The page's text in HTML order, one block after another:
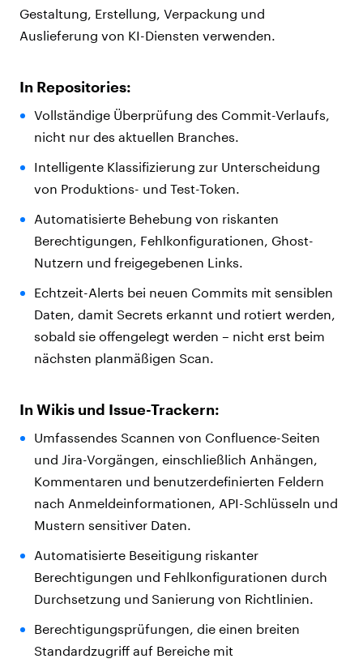
Gestaltung, Erstellung, Verpackung und
Auslieferung von KI-Diensten verwenden.
In Repositories:
Vollständige Überprüfung des Commit-Verlaufs,
nicht nur des aktuellen Branches.
Intelligente Klassifizierung zur Unterscheidung
von Produktions- und Test-Token.
Automatisierte Behebung von riskanten
Berechtigungen, Fehlkonfigurationen, Ghost-
Nutzern und freigegebenen Links.
Echtzeit-Alerts bei neuen Commits mit sensiblen
Daten, damit Secrets erkannt und rotiert werden,
sobald sie offengelegt werden – nicht erst beim
nächsten planmäßigen Scan.
In Wikis und Issue-Trackern:
Umfassendes Scannen von Confluence-Seiten
und Jira-Vorgängen, einschließlich Anhängen,
Kommentaren und benutzerdefinierten Feldern
nach Anmeldeinformationen, API-Schlüsseln und
Mustern sensitiver Daten.
Automatisierte Beseitigung riskanter
Berechtigungen und Fehlkonfigurationen durch
Durchsetzung und Sanierung von Richtlinien.
Berechtigungsprüfungen, die einen breiten
Standardzugriff auf Bereiche mit